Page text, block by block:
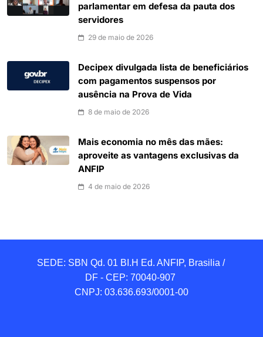
parlamentar em defesa da pauta dos
servidores
29 de maio de 2026
Decipex divulgada lista de beneficiários
com pagamentos suspensos por
ausência na Prova de Vida
8 de maio de 2026
Mais economia no mês das mães:
aproveite as vantagens exclusivas da
ANFIP
4 de maio de 2026
SEDE: SBN Qd. 01 BI.H Ed. ANFIP, Brasilia /
DF - CEP: 70040-907
CNPJ: 03.636.693/0001-00